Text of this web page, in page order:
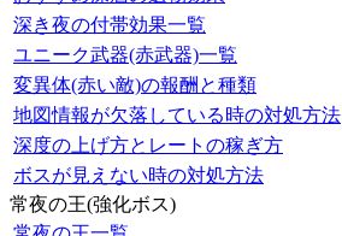
深き夜の付帯効果一覧
ユニーク武器(赤武器)一覧
変異体(赤い敵)の報酬と種類
地図情報が欠落している時の対処方法
深度の上げ方とレートの稼ぎ方
ボスが見えない時の対処方法
常夜の王(強化ボス)